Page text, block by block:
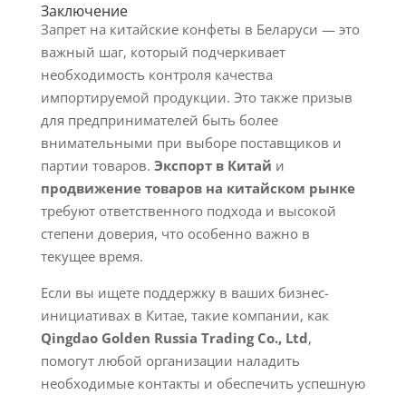
Заключение
Запрет на китайские конфеты в Беларуси — это
важный шаг, который подчеркивает
необходимость контроля качества
импортируемой продукции. Это также призыв
для предпринимателей быть более
внимательными при выборе поставщиков и
партии товаров. Экспорт в Китай и
продвижение товаров на китайском рынке
требуют ответственного подхода и высокой
степени доверия, что особенно важно в
текущее время.
Если вы ищете поддержку в ваших бизнес-
инициативах в Китае, такие компании, как
Qingdao Golden Russia Trading Co., Ltd,
помогут любой организации наладить
необходимые контакты и обеспечить успешную